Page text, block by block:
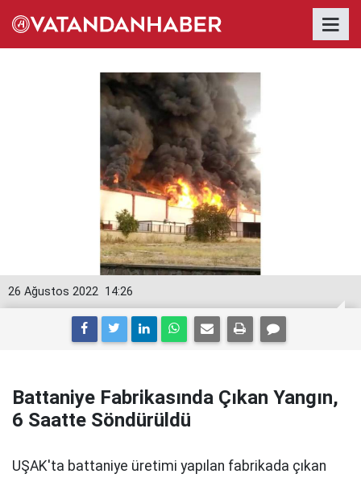
14:26
26 Ağustos 2022
Battaniye Fabrikasında Çıkan Yangın,
6 Saatte Söndürüldü
UŞAK'ta battaniye üretimi yapılan fabrikada çıkan